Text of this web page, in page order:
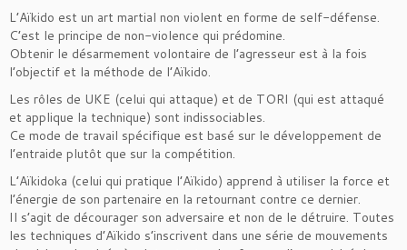
L’Aïkido est un art martial non violent en forme de self-défense.
C’est le principe de non-violence qui prédomine.
Obtenir le désarmement volontaire de l’agresseur est à la fois
l’objectif et la méthode de l’Aïkido.
Les rôles de UKE (celui qui attaque) et de TORI (qui est attaqué
et applique la technique) sont indissociables.
Ce mode de travail spécifique est basé sur le développement de
l’entraide plutôt que sur la compétition.
L’Aïkidoka (celui qui pratique l’Aïkido) apprend à utiliser la force et
l’énergie de son partenaire en la retournant contre ce dernier.
Il s’agit de décourager son adversaire et non de le détruire. Toutes
les techniques d’Aïkido s’inscrivent dans une série de mouvements